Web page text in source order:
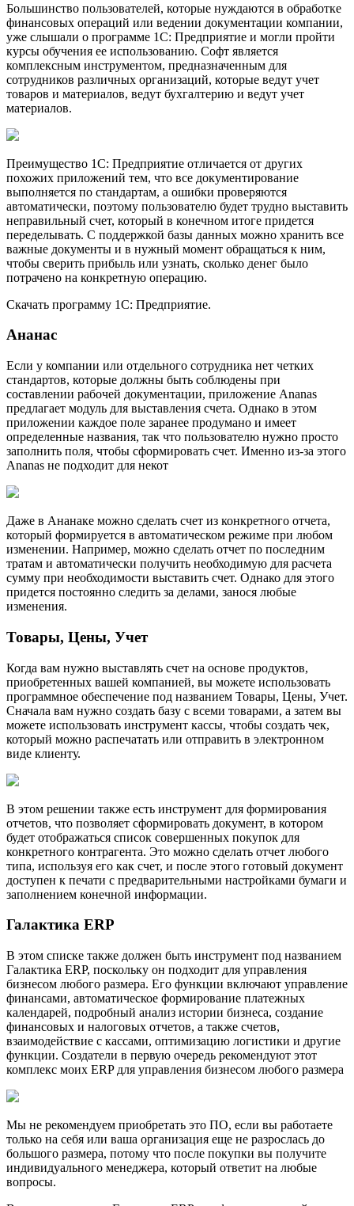
Большинство пользователей, которые нуждаются в обработке
финансовых операций или ведении документации компании,
уже слышали о программе 1С: Предприятие и могли пройти
курсы обучения ее использованию. Софт является
комплексным инструментом, предназначенным для
сотрудников различных организаций, которые ведут учет
товаров и материалов, ведут бухгалтерию и ведут учет
материалов.
Преимущество 1С: Предприятие отличается от других
похожих приложений тем, что все документирование
выполняется по стандартам, а ошибки проверяются
автоматически, поэтому пользователю будет трудно выставить
неправильный счет, который в конечном итоге придется
переделывать. С поддержкой базы данных можно хранить все
важные документы и в нужный момент обращаться к ним,
чтобы сверить прибыль или узнать, сколько денег было
потрачено на конкретную операцию.
Скачать программу 1С: Предприятие.
Ананас
Если у компании или отдельного сотрудника нет четких
стандартов, которые должны быть соблюдены при
составлении рабочей документации, приложение Ananas
предлагает модуль для выставления счета. Однако в этом
приложении каждое поле заранее продумано и имеет
определенные названия, так что пользователю нужно просто
заполнить поля, чтобы сформировать счет. Именно из-за этого
Ananas не подходит для некот
Даже в Ананаке можно сделать счет из конкретного отчета,
который формируется в автоматическом режиме при любом
изменении. Например, можно сделать отчет по последним
тратам и автоматически получить необходимую для расчета
сумму при необходимости выставить счет. Однако для этого
придется постоянно следить за делами, занося любые
изменения.
Товары, Цены, Учет
Когда вам нужно выставлять счет на основе продуктов,
приобретенных вашей компанией, вы можете использовать
программное обеспечение под названием Товары, Цены, Учет.
Сначала вам нужно создать базу с всеми товарами, а затем вы
можете использовать инструмент кассы, чтобы создать чек,
который можно распечатать или отправить в электронном
виде клиенту.
В этом решении также есть инструмент для формирования
отчетов, что позволяет сформировать документ, в котором
будет отображаться список совершенных покупок для
конкретного контрагента. Это можно сделать отчет любого
типа, используя его как счет, и после этого готовый документ
доступен к печати с предварительными настройками бумаги и
заполнением конечной информации.
Галактика ERP
В этом списке также должен быть инструмент под названием
Галактика ERP, поскольку он подходит для управления
бизнесом любого размера. Его функции включают управление
финансами, автоматическое формирование платежных
календарей, подробный анализ истории бизнеса, создание
финансовых и налоговых отчетов, а также счетов,
взаимодействие с кассами, оптимизацию логистики и другие
функции. Создатели в первую очередь рекомендуют этот
комплекс моих ERP для управления бизнесом любого размера
Мы не рекомендуем приобретать это ПО, если вы работаете
только на себя или ваша организация еще не разрослась до
большого размера, потому что после покупки вы получите
индивидуального менеджера, который ответит на любые
вопросы.